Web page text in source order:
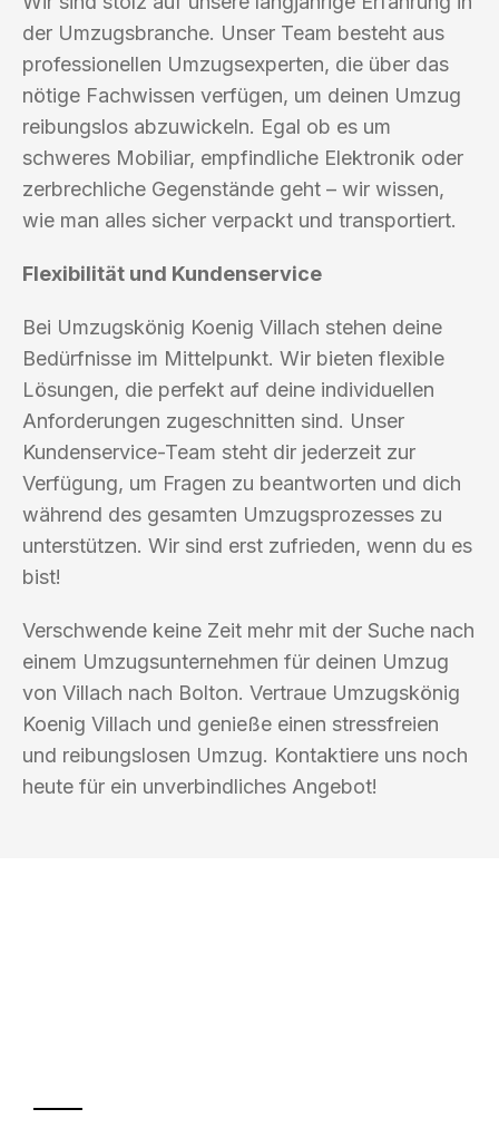
der Umzugsbranche. Unser Team besteht aus
professionellen Umzugsexperten, die über das
nötige Fachwissen verfügen, um deinen Umzug
reibungslos abzuwickeln. Egal ob es um
schweres Mobiliar, empfindliche Elektronik oder
zerbrechliche Gegenstände geht – wir wissen,
wie man alles sicher verpackt und transportiert.
Flexibilität und Kundenservice
Bei Umzugskönig Koenig Villach stehen deine
Bedürfnisse im Mittelpunkt. Wir bieten flexible
Lösungen, die perfekt auf deine individuellen
Anforderungen zugeschnitten sind. Unser
Kundenservice-Team steht dir jederzeit zur
Verfügung, um Fragen zu beantworten und dich
während des gesamten Umzugsprozesses zu
unterstützen. Wir sind erst zufrieden, wenn du es
bist!
Verschwende keine Zeit mehr mit der Suche nach
einem Umzugsunternehmen für deinen Umzug
von Villach nach Bolton. Vertraue Umzugskönig
Koenig Villach und genieße einen stressfreien
und reibungslosen Umzug. Kontaktiere uns noch
heute für ein unverbindliches Angebot!